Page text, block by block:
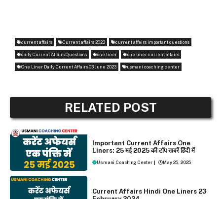
current affairs Current affairs 2023 current affairs important questions
daily Current Affairs Questions one liner one liner current affairs
One Liner Daily Current Affairs 03 June 2023 usmani coaching center
RELATED POST
Important Current Affairs One
Liners: 25 मई 2025 की टॉप खबरें हिंदी में
Usmani Coaching Center | May 25, 2025
Current Affairs Hindi One Liners 23